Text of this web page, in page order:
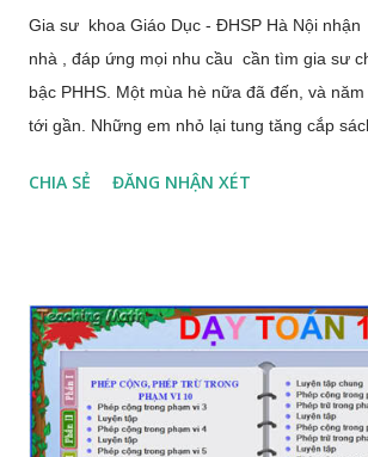
Gia sư khoa Giáo Dục - ĐHSP Hà Nội
nhà , đáp ứng mọi nhu cầu cần tìm gia sư
bậc PHHS. Một mùa hè nữa đã đến, và
tới gần. Những em nhỏ lại tung tăng cắp
hai mà cần phải có sự chuẩn bị, học dần
các em còn mải ăn mải chơi, chưa ý thức
học. Sau những ngày vui chơi hè, các bậc
trí thời gian học hợp lý để các em không bị
bước vào năm học mới một cách vững vàng
CHIA SẺ ĐĂNG NHẬN XÉT